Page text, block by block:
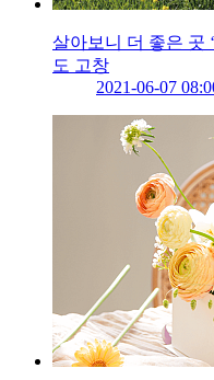
살아보니 더 좋은 곳
도 고창
2021-06-07